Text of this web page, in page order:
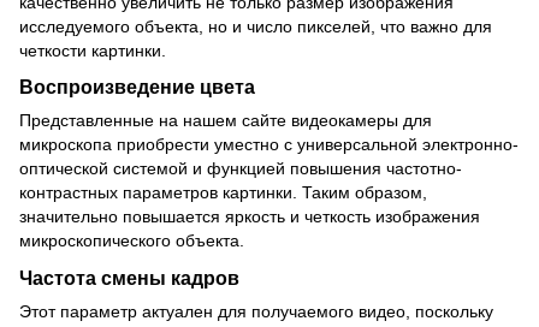
исследуемого объекта, но и число пикселей, что важно для
четкости картинки.
Воспроизведение цвета
Представленные на нашем сайте видеокамеры для
микроскопа приобрести уместно с универсальной электронно-
оптической системой и функцией повышения частотно-
контрастных параметров картинки. Таким образом,
значительно повышается яркость и четкость изображения
микроскопического объекта.
Частота смены кадров
Этот параметр актуален для получаемого видео, поскольку